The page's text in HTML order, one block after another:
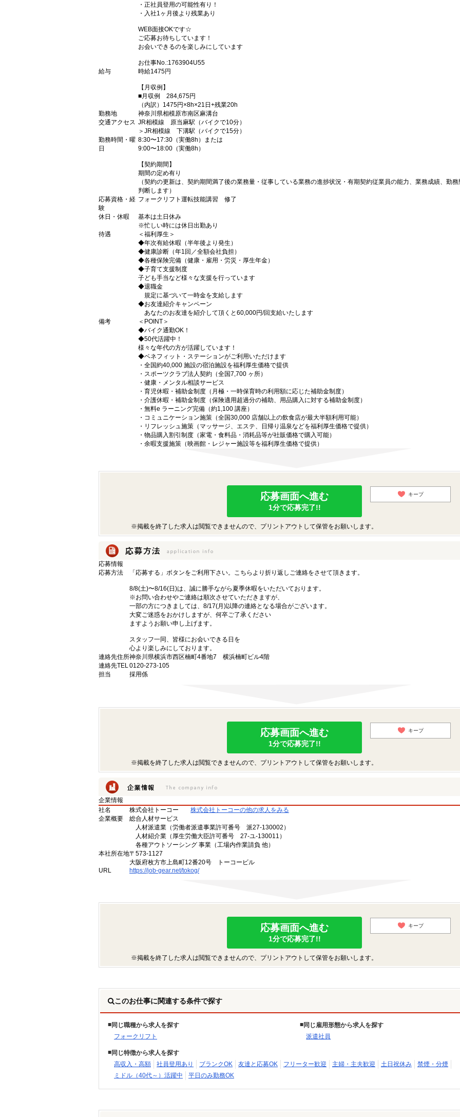
・正社員登用の可能性有り！
・入社1ヶ月後より残業あり
WEB面接OKです☆
ご応募お待ちしています！
お会いできるのを楽しみにしています
お仕事No.:1763904U55
給与
時給1475円
【月収例】
■月収例 284,675円
（内訳）1475円×8h×21日+残業20h
勤務地
神奈川県相模原市南区麻溝台
交通アクセス JR相模線 原当麻駅（バイクで10分）
＞JR相模線 下溝駅（バイクで15分）
勤務時間・曜
日
8:30〜17:30（実働8h）または
9:00〜18:00（実働8h）
【契約期間】
期間の定め有り
（契約の更新は、契約期間満了後の業務量・従事している業務の進捗状況・有期契約従業員の能力、業務成績、勤務
判断します）
応募資格・経
験
フォークリフト運転技能講習 修了
休日・休暇
基本は土日休み
※忙しい時には休日出勤あり
待遇
＜福利厚生＞
◆年次有給休暇（半年後より発生）
◆健康診断（年1回／全額会社負担）
◆各種保険完備（健康・雇用・労災・厚生年金）
◆子育て支援制度
子ども手当など様々な支援を行っています
◆退職金
規定に基づいて一時金を支給します
◆お友達紹介キャンペーン
あなたのお友達を紹介して頂くと60,000円/回支給いたします
備考
＜POINT＞
◆バイク通勤OK！
◆50代活躍中！
様々な年代の方が活躍しています！
◆ベネフィット・ステーションがご利用いただけます
・全国約40,000 施設の宿泊施設を福利厚生価格で提供
・スポーツクラブ法人契約（全国7,700 ヶ所）
・健康・メンタル相談サービス
・育児休暇・補助金制度（月極・一時保育時の利用額に応じた補助金制度）
・介護休暇・補助金制度（保険適用超過分の補助、用品購入に対する補助金制度）
・無料e ラーニング完備（約1,100 講座）
・コミュニケーション施策（全国30,000 店舗以上の飲食店が最大半額利用可能）
・リフレッシュ施策（マッサージ、エステ、日帰り温泉などを福利厚生価格で提供）
・物品購入割引制度（家電・食料品・消耗品等が社販価格で購入可能）
・余暇支援施策（映画館・レジャー施設等を福利厚生価格で提供）
応募画面へ進む
1分で応募完了!!
キープ
※掲載を終了した求人は閲覧できませんので、プリントアウトして保管をお願いします。
応募情報
応募方法
「応募する」ボタンをご利用下さい。こちらより折り返しご連絡をさせて頂きます。
8/8(土)〜8/16(日)は、誠に勝手ながら夏季休暇をいただいております。
※お問い合わせやご連絡は順次させていただきますが、
一部の方につきましては、8/17(月)以降の連絡となる場合がございます。
大変ご迷惑をおかけしますが、何卒ご了承ください
ますようお願い申し上げます。
スタッフ一同、皆様にお会いできる日を
心より楽しみにしております。
連絡先住所神奈川県横浜市西区楠町4番地7 横浜楠町ビル4階
連絡先TEL0120-273-105
担当
採用係
応募画面へ進む
1分で応募完了!!
キープ
※掲載を終了した求人は閲覧できませんので、プリントアウトして保管をお願いします。
企業情報
社名
株式会社トーコー
株式会社トーコーの他の求人をみる
企業概要
総合人材サービス
人材派遣業（労働者派遣事業許可番号 派27-130002）
人材紹介業（厚生労働大臣許可番号 27-ユ-130011）
各種アウトソーシング 事業（工場内作業請負 他）
本社所在地〒573-1127
大阪府枚方市上島町12番20号 トーコービル
URL
https://job-gear.net/tokog/
応募画面へ進む
1分で応募完了!!
キープ
※掲載を終了した求人は閲覧できませんので、プリントアウトして保管をお願いします。
このお仕事に関連する条件で探す
同じ職種から求人を探す
フォークリフト
同じ雇用形態から求人を探す
派遣社員
同じ特徴から求人を探す
高収入・高額
社員登用あり ブランクOK 友達と応募OK フリーター歓迎 主婦・主夫歓迎 土日祝休み
禁煙・分煙
ミドル（40代～）活躍中
平日のみ勤務OK